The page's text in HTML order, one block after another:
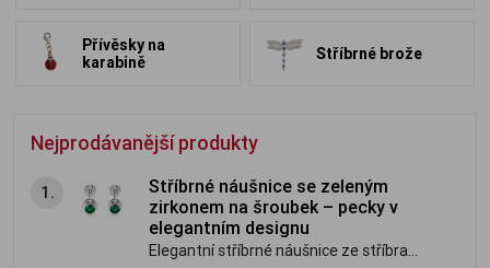
Přívěsky na
karabině
Stříbrné brože
Nejprodávanější produkty
1.
Stříbrné náušnice se zeleným
zirkonem na šroubek – pecky v
elegantním designu
Elegantní stříbrné náušnice ze stříbra